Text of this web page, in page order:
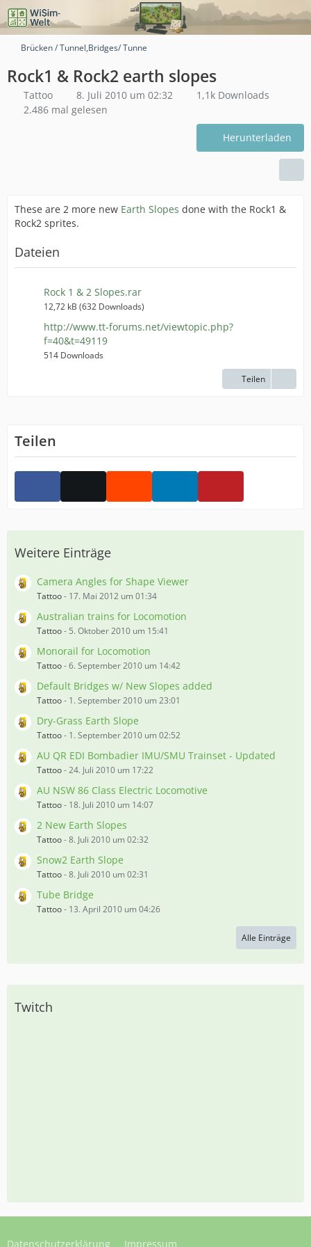
Brücken / Tunnel,Bridges/ Tunne
Rock1 & Rock2 earth slopes
Tattoo 8. Juli 2010 um 02:32
1,1k Downloads
2.486 mal gelesen
Herunterladen
These are 2 more new Earth Slopes done with the Rock1 &
Rock2 sprites.
Dateien
Rock 1 & 2 Slopes.rar
12,72 kB (632 Downloads)
http://www.tt-forums.net/viewtopic.php?
f=40&t=49119
514 Downloads
Teilen
Teilen
Weitere Einträge
Camera Angles for Shape Viewer
Tattoo- 17. Mai 2012 um 01:34
Australian trains for Locomotion
Tattoo- 5. Oktober 2010 um 15:41
Monorail for Locomotion
Tattoo-6. September 2010 um 14:42
Default Bridges w/ New Slopes added
Tattoo- 1. September 2010 um 23:01
Dry-Grass Earth Slope
Tattoo- 1. September 2010 um 02:52
AU QR EDI Bombadier IMU/SMU Trainset - Updated
Tattoo-24. Juli 2010 um 17:22
AU NSW 86 Class Electric Locomotive
Tattoo- 18. Juli 2010 um 14:07
2 New Earth Slopes
Tattoo-8. Juli 2010 um 02:32
Snow2 Earth Slope
Tattoo-8. Juli 2010 um 02:31
Tube Bridge
Tattoo- 13. April 2010 um 04:26
Alle Einträge
Twitch
Datenschutzerklärung Impressum